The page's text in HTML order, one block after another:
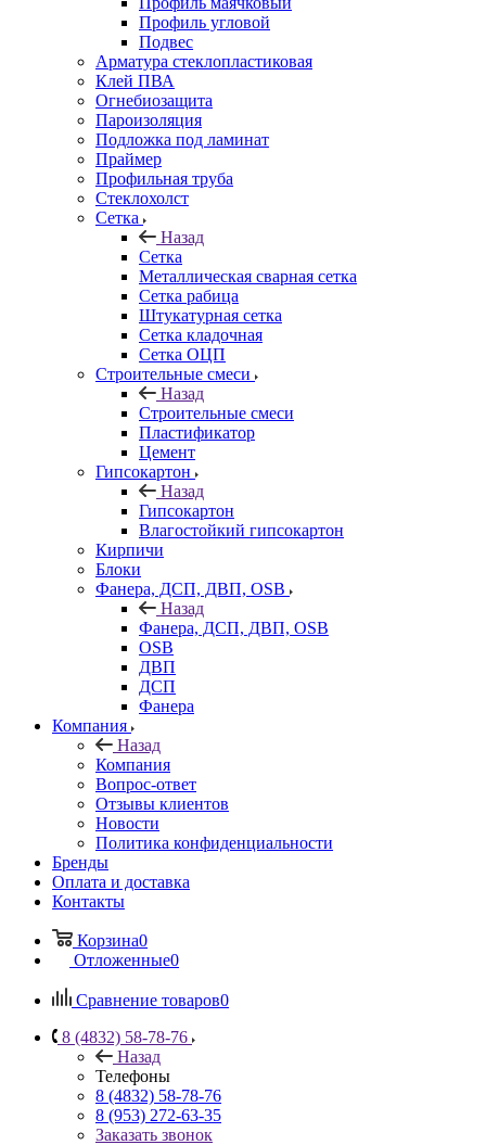
Профиль угловой
Подвес
Арматура стеклопластиковая
Клей ПВА
Огнебиозащита
Пароизоляция
Подложка под ламинат
Праймер
Профильная труба
Стеклохолст
Сетка
Назад
Сетка
Металлическая сварная сетка
Сетка рабица
Штукатурная сетка
Сетка кладочная
Сетка ОЦП
Строительные смеси
Назад
Строительные смеси
Пластификатор
Цемент
Гипсокартон
Назад
Гипсокартон
Влагостойкий гипсокартон
Кирпичи
Блоки
Фанера, ДСП, ДВП, OSB
Назад
Фанера, ДСП, ДВП, OSB
OSB
ДВП
ДСП
Фанера
Компания
Назад
Компания
Вопрос-ответ
Отзывы клиентов
Новости
Политика конфиденциальности
Бренды
Оплата и доставка
Контакты
Корзина0
Отложенные0
Сравнение товаров0
8 (4832) 58-78-76
Назад
Телефоны
8 (4832) 58-78-76
8 (953) 272-63-35
Заказать звонок